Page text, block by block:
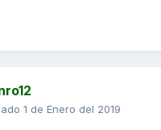
1 de Enero del 2019